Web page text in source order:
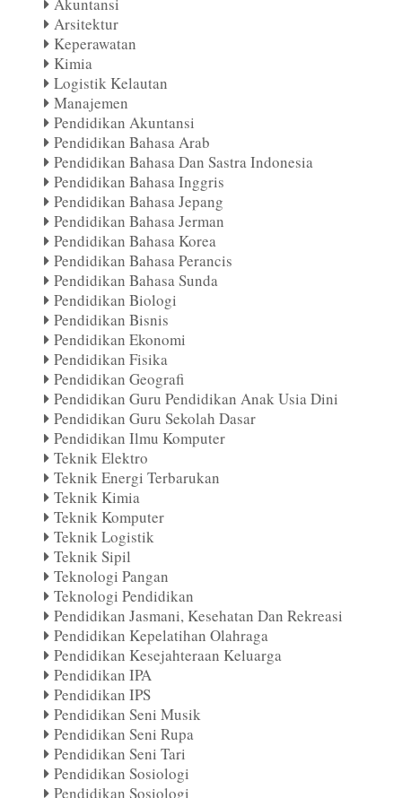
Arsitektur
Keperawatan
Kimia
Logistik Kelautan
Manajemen
Pendidikan Akuntansi
Pendidikan Bahasa Arab
Pendidikan Bahasa Dan Sastra Indonesia
Pendidikan Bahasa Inggris
Pendidikan Bahasa Jepang
Pendidikan Bahasa Jerman
Pendidikan Bahasa Korea
Pendidikan Bahasa Perancis
Pendidikan Bahasa Sunda
Pendidikan Biologi
Pendidikan Bisnis
Pendidikan Ekonomi
Pendidikan Fisika
Pendidikan Geografi
Pendidikan Guru Pendidikan Anak Usia Dini
Pendidikan Guru Sekolah Dasar
Pendidikan Ilmu Komputer
Teknik Elektro
Teknik Energi Terbarukan
Teknik Kimia
Teknik Komputer
Teknik Logistik
Teknik Sipil
Teknologi Pangan
Teknologi Pendidikan
Pendidikan Jasmani, Kesehatan Dan Rekreasi
Pendidikan Kepelatihan Olahraga
Pendidikan Kesejahteraan Keluarga
Pendidikan IPA
Pendidikan IPS
Pendidikan Seni Musik
Pendidikan Seni Rupa
Pendidikan Seni Tari
Pendidikan Sosiologi
Pendidikan Sosiologi